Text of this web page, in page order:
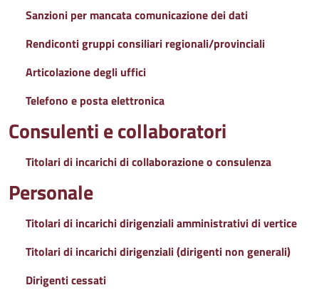
Sanzioni per mancata comunicazione dei dati
Rendiconti gruppi consiliari regionali/provinciali
Articolazione degli uffici
Telefono e posta elettronica
Consulenti e collaboratori
Titolari di incarichi di collaborazione o consulenza
Personale
Titolari di incarichi dirigenziali amministrativi di vertice
Titolari di incarichi dirigenziali (dirigenti non generali)
Dirigenti cessati